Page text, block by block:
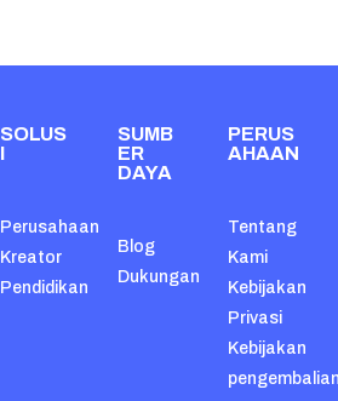
SOLUS
I
Perusahaan
Kreator
Pendidikan
SUMB
ER
DAYA
Blog
Dukungan
PERUS
AHAAN
Tentang
Kami
Kebijakan
Privasi
Kebijakan